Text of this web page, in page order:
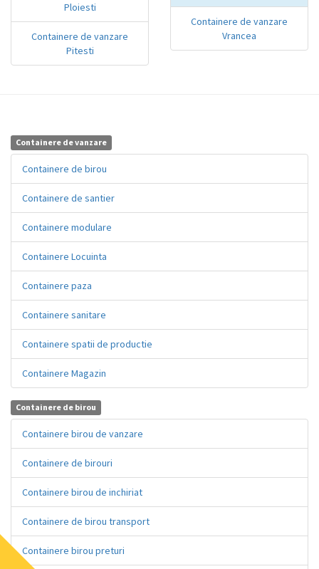
Ploiesti
Containere de vanzare
Pitesti
Containere de vanzare
Vrancea
Containere de vanzare
Containere de birou
Containere de santier
Containere modulare
Containere Locuinta
Containere paza
Containere sanitare
Containere spatii de productie
Containere Magazin
Containere de birou
Containere birou de vanzare
Containere de birouri
Containere birou de inchiriat
Containere de birou transport
Containere birou preturi